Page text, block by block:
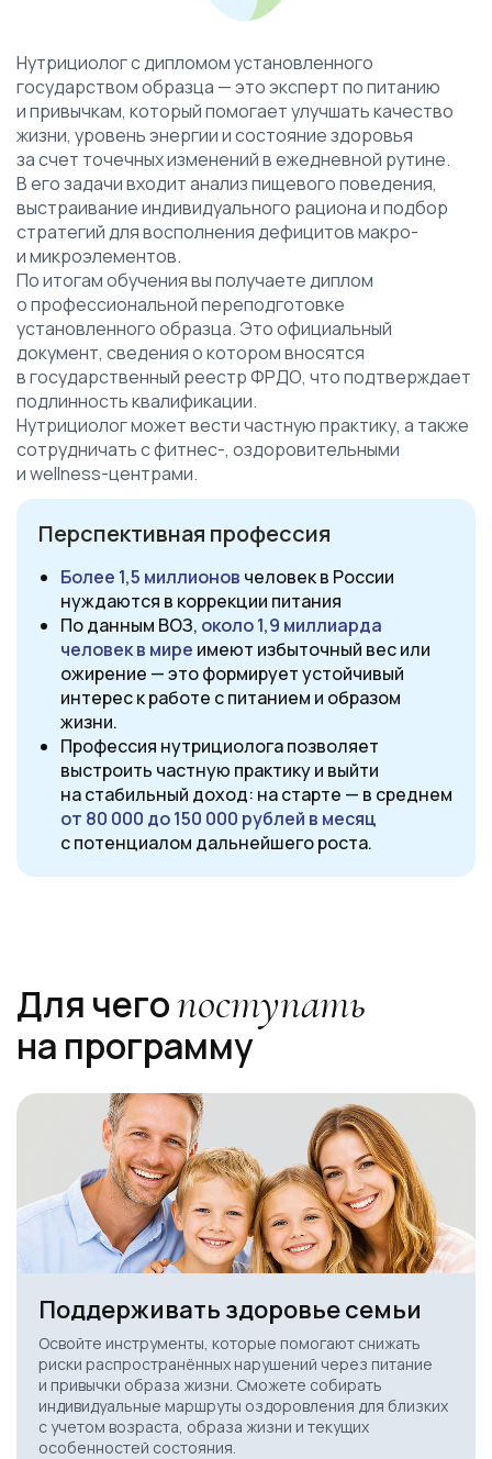
Нутрициолог с дипломом установленного
государством образца — это эксперт по питанию
и привычкам, который помогает улучшать качество
жизни, уровень энергии и состояние здоровья
за счет точечных изменений в ежедневной рутине.
В его задачи входит анализ пищевого поведения,
выстраивание индивидуального рациона и подбор
стратегий для восполнения дефицитов макро-
и микроэлементов.
По итогам обучения вы получаете диплом
о профессиональной переподготовке
установленного образца. Это официальный
документ, сведения о котором вносятся
в государственный реестр ФРДО, что подтверждает
подлинность квалификации.
Нутрициолог может вести частную практику, а также
сотрудничать с фитнес-, оздоровительными
и wellness-центрами.
Перспективная профессия
Более 1,5 миллионов человек в России
нуждаются в коррекции питания
Поданным ВОЗ, около 1,9 миллиарда
человек в мире имеют избыточный вес или
ожирение — это формирует устойчивый
интерес к работе с питанием и образом
жизни.
Профессия нутрициологапозволяет
выстроить частную практику и выйти
на стабильный доход: на старте — в среднем
от 80 000 до 150 000 рублей в месяц
с потенциалом дальнейшего роста.
Для чегопоступать
на программу
Поддерживать здоровье семьи
Освойте инструменты, которые помогают снижать
риски распространённых нарушений через питание
и привычки образа жизни. Сможете собирать
индивидуальные маршруты оздоровления для близких
с учетом возраста, образа жизни и текущих
особенностей состояния.